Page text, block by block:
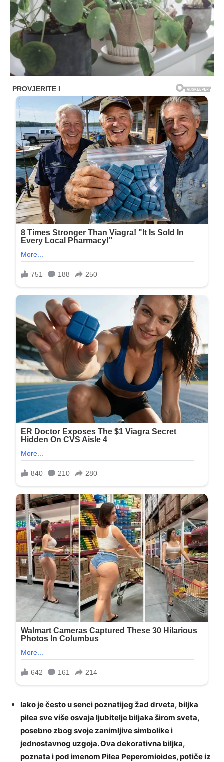
Iako je često u senci poznatijeg žad drveta, biljka
pilea sve više osvaja ljubitelje biljaka širom sveta,
posebno zbog svoje zanimljive simbolike i
jednostavnog uzgoja. Ova dekorativna biljka,
poznata i pod imenom Pilea Peperomioides, potiče iz